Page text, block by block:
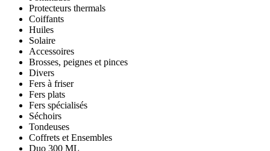
Protecteurs thermals
Coiffants
Huiles
Solaire
Accessoires
Brosses, peignes et pinces
Divers
Fers à friser
Fers plats
Fers spécialisés
Séchoirs
Tondeuses
Coffrets et Ensembles
Duo 300 ML